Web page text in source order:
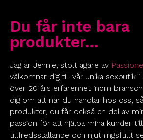
Du får inte bara
produkter…
Jag är Jennie, stolt ägare av
välkomnar dig till vår unika sexbutik i
över 20 års erfarenhet inom
dig om att när du handlar hos oss,
produkter, du får också en del av
passion för att hjälpa mina kunder
tillfredsställande och njutningsfullt